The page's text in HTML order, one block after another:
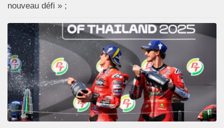
nouveau défi » ;